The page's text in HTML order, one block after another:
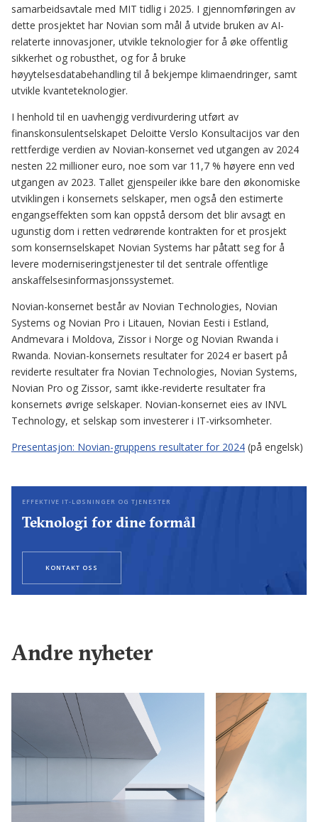
samarbeidsavtale med MIT tidlig i 2025. I gjennomføringen av
dette prosjektet har Novian som mål å utvide bruken av AI-
relaterte innovasjoner, utvikle teknologier for å øke offentlig
sikkerhet og robusthet, og for å bruke
høyytelsesdatabehandling til å bekjempe klimaendringer, samt
utvikle kvanteteknologier.
I henhold til en uavhengig verdivurdering utført av
finanskonsulentselskapet Deloitte Verslo Konsultacijos var den
rettferdige verdien av Novian-konsernet ved utgangen av 2024
nesten 22 millioner euro, noe som var 11,7 % høyere enn ved
utgangen av 2023. Tallet gjenspeiler ikke bare den økonomiske
utviklingen i konsernets selskaper, men også den estimerte
engangseffekten som kan oppstå dersom det blir avsagt en
ugunstig dom i retten vedrørende kontrakten for et prosjekt
som konsernselskapet Novian Systems har påtatt seg for å
levere moderniseringstjenester til det sentrale offentlige
anskaffelsesinformasjonssystemet.
Novian-konsernet består av Novian Technologies, Novian
Systems og Novian Pro i Litauen, Novian Eesti i Estland,
Andmevara i Moldova, Zissor i Norge og Novian Rwanda i
Rwanda. Novian-konsernets resultater for 2024 er basert på
reviderte resultater fra Novian Technologies, Novian Systems,
Novian Pro og Zissor, samt ikke-reviderte resultater fra
konsernets øvrige selskaper. Novian-konsernet eies av INVL
Technology, et selskap som investerer i IT-virksomheter.
Presentasjon: Novian-gruppens resultater for 2024 (på engelsk)
EFFEKTIVE IT-LØSNINGER OG TJENESTER
Teknologi for dine formål
KONTAKT OSS
Andre nyheter